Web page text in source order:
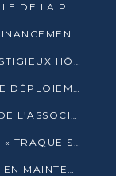
L’AFRIQUE VISE L’ÉRADICATION TOTALE DE LA POLIOMYÉLITE D’ICI 2026
LA BAD PROMET D’ACCÉLÉRER SES FINANCEMENTS AVEC LE MINISTÈRE DE L’ASSAINISSEMENT
SASSOU NGUESSO INAUGURE LE PRESTIGIEUX HÔTEL KEMPINSKI BRAZZAVILLE
LE SECTEUR PRIVÉ MOBILISÉ POUR LE DÉPLOIEMENT DE 19 MINI-CENTRALES SOLAIRES
YVON SANA BANGUI PREND LA TÊTE DE L’ASSOCIATION DES BANQUES CENTRALES AFRICAINES
DENIS SASSOU-NGUESSO PROMET LA « TRAQUE SANS RELÂCHE » DU GRAND BANDITISME
13 MILITAIRES CONGOLAIS DIPLÔMÉS EN MAINTENANCE INDUSTRIELLE APRÈS TROIS ANS DE FORMATION À L’UNIVERSITÉ MARIEN-NGOUABI